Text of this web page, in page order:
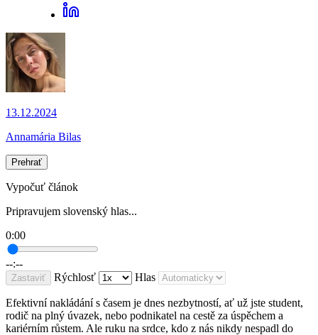
13.12.2024
Annamária Bilas
Prehrať
Vypočuť článok
Pripravujem slovenský hlas...
0:00
--:--
Zastaviť Rýchlosť Hlas
Efektivní nakládání s časem je dnes nezbytností, ať už jste student,
rodič na plný úvazek, nebo podnikatel na cestě za úspěchem a
kariérním růstem. Ale ruku na srdce, kdo z nás nikdy nespadl do